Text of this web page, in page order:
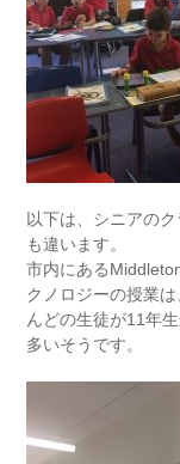
以下は、シニアの
も違います。
市内にある
クノロジーの授業
んどの生徒が11年
多いそうです。